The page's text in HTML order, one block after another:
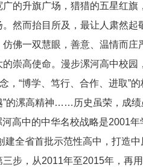
的升旗广场，猎猎的五星红
然而抬目所及，最让人肃然起
佛一双慧眼，善意、温情而
崇高使命。漫步漯河高中校园
，“博学、笃行、合作、进取”
的漯高精神……历史虽荣，成
高中的中华名校战略是2001
建全省首批示范性高中，打造
步，从2011年至2015年，再